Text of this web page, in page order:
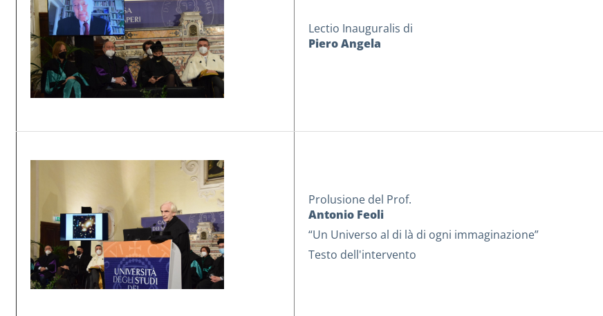
Lectio Inauguralis di
Piero Angela
Prolusione del Prof.
Antonio Feoli
“Un Universo al di là di ogni immaginazione”
Testo dell'intervento